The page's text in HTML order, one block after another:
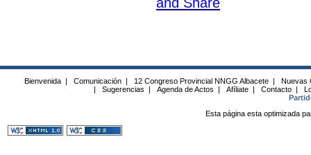
Bienvenida | Comunicación | 12 Congreso Provincial NNGG Albacete |
Nuevas
|
Sugerencias | Agenda de Actos | Afíliate | Contacto |
Esta página esta optimizada